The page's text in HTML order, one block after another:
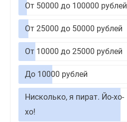
От 50000 до 100000 рублей
От 25000 до 50000 рублей
От 10000 до 25000 рублей
До 10000 рублей
Нисколько, я пират. Йо-хо-
хо!